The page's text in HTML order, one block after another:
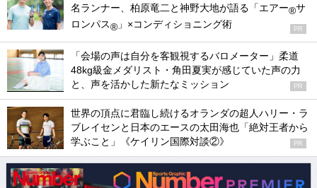
名ランナー、柏原竜二と神野大地が語る「エアー®サ
ロンパス® 」×コンディショニング術 PR
「会場の声は自分を客観視するバロメーター」柔道
48kg級金メダリスト・角田夏実が感じていた声の力
と、声を活かした新たなミッション
PR
世界の頂点に君臨し続けるオランダの超人ハリー・ラ
ブレイセンと日本のエースの太田海也「絶対王者から
学ぶこと」《ケイリン国際対談②》
PR